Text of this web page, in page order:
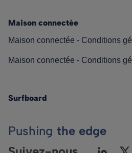
Maison connectée
Maison connectée - Conditions
Maison connectée - Conditions
Surfboard
Pushing the edge